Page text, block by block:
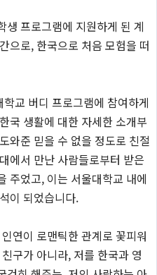
생 프로그램에 지원하게 된 계
으로, 한국으로 처음 모험을 떠
교 버디 프로그램에 참여하게
국 생활에 대한 자세한 소개부
와준 믿을 수 없을 정도로 친절
에서 만난 사람들로부터 받은
주었고, 이는 서울대학교 내에
이 되었습니다.
연이 로맨틱한 관계로 꽃피워
구가 아니라, 저를 한국과 영